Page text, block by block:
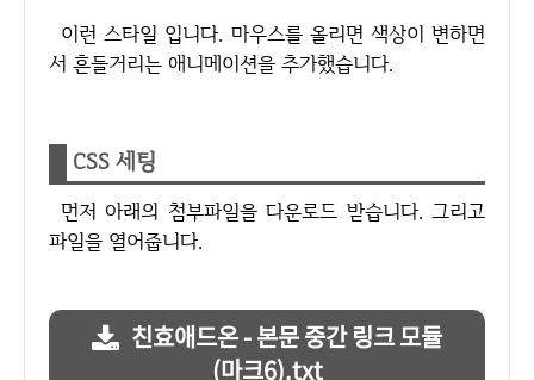
이런 스타일 입니다. 마우스를 올리면 색상이 변하면
서 흔들거리는 애니메이션을 추가했습니다.
CSS 세팅
먼저 아래의 첨부파일을 다운로드 받습니다. 그리고
파일을 열어줍니다.
친효애드온 - 본문 중간 링크 모듈
(마크6).txt